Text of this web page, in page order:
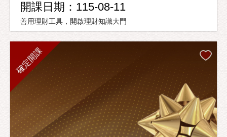
開課日期：115-08-11
善用理財工具，開啟理財知識大門
確定開課